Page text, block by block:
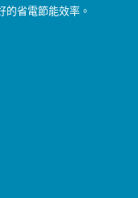
的省電節能效率。